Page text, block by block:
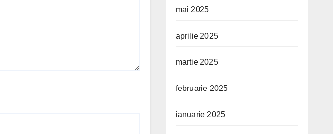
mai 2025
aprilie 2025
martie 2025
februarie 2025
ianuarie 2025